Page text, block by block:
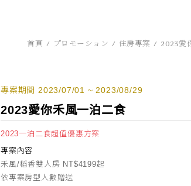
首頁 プロモーション 住房專案 2023愛
專案期間 2023/07/01 ~ 2023/08/29
2023愛你禾風一泊二食
2023一泊二食超值優惠方案
專案內容
禾風/稻香雙人房 NT$4199起
依專案房型人數贈送